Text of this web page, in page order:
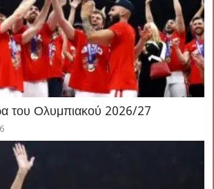
του Ολυμπιακού 2026/27